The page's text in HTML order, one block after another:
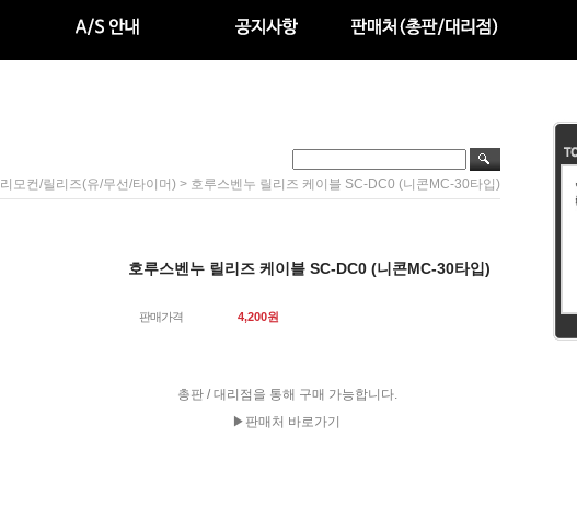
리모컨/릴리즈(유/무선/타이머) > 호루스벤누 릴리즈 케이블 SC-DC0 (니콘MC-30타입)
호루스벤누 릴리즈 케이블 SC-DC0 (니콘MC-30타입)
판매가격 4,200원
총판 / 대리점을 통해 구매 가능합니다.
▶판매처 바로가기